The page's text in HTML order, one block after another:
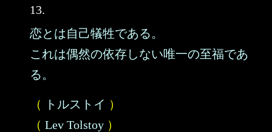
13.
恋とは自己犠牲である。
これは偶然の依存しない唯一の至福であ
る。
（ トルストイ ）
（ Lev Tolstoy ）